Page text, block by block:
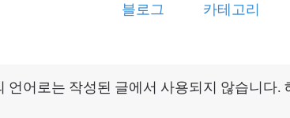
블로그 카테고리